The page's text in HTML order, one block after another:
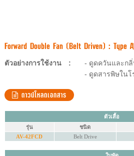
Forward Double Fan (Belt Driven) : Type
ตัวอย่างการใช้งาน :
- ดูดควันและก
- ดูดสารพิษในโ
ดาวน์โหลดเอกสาร
ตัวเสื้อ
รุ่น
ชนิด
AV-42FCD
Belt Drive